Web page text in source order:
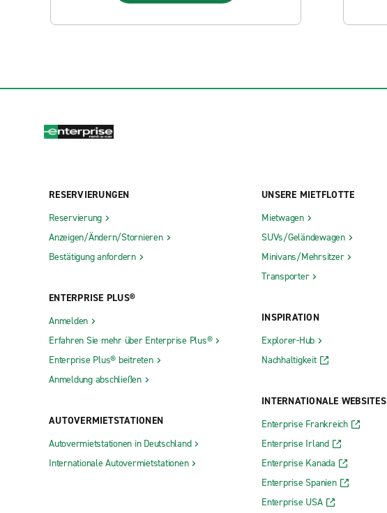
RESERVIERUNGEN
Reservierung
Anzeigen/Ändern/Stornieren
Bestätigung anfordern
ENTERPRISE PLUS®
Anmelden
Erfahren Sie mehr über Enterprise Plus®
Enterprise Plus® beitreten
Anmeldung abschließen
AUTOVERMIETSTATIONEN
Autovermietstationen in Deutschland
Internationale Autovermietstationen
UNSERE MIETFLOTTE
Mietwagen
SUVs/Geländewagen
Minivans/Mehrsitzer
Transporter
INSPIRATION
Explorer-Hub
Nachhaltigkeit
INTERNATIONALE WEBSITES
Enterprise Frankreich
Enterprise Irland
Enterprise Kanada
Enterprise Spanien
Enterprise USA